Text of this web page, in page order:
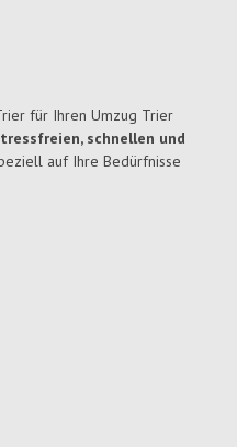
für Ihren Umzug Trier
schnellen und
auf Ihre Bedürfnisse